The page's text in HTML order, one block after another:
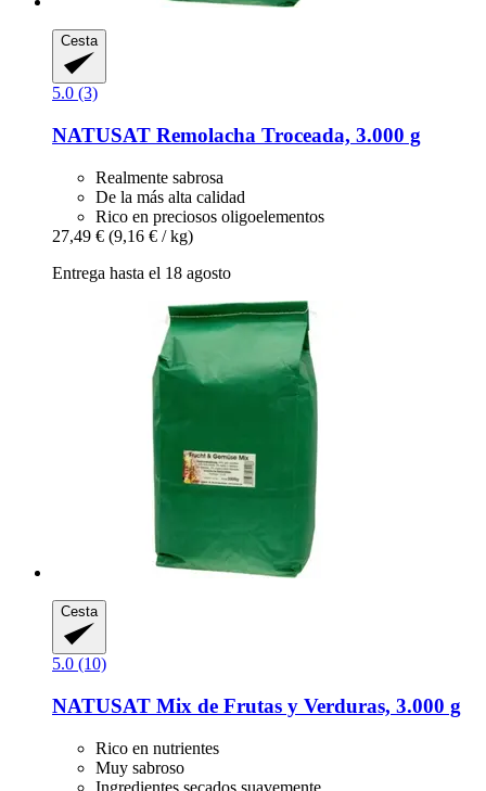
Cesta
5.0 (3)
NATUSAT Remolacha Troceada, 3.000 g
Realmente sabrosa
De la más alta calidad
Rico en preciosos oligoelementos
27,49 € (9,16 € / kg)
Entrega hasta el 18 agosto
Cesta
5.0 (10)
NATUSAT Mix de Frutas y Verduras, 3.000 g
Rico en nutrientes
Muy sabroso
Ingredientes secados suavemente